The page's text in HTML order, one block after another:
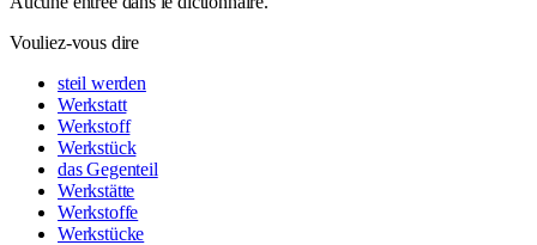
Vouliez-vous dire
steil werden
Werkstatt
Werkstoff
Werkstück
das Gegenteil
Werkstätte
Werkstoffe
Werkstücke